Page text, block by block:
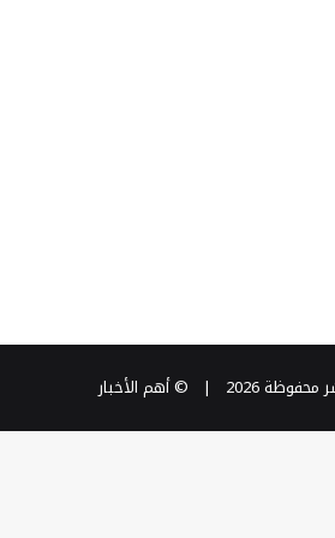
2026 | © أهم الأخبار